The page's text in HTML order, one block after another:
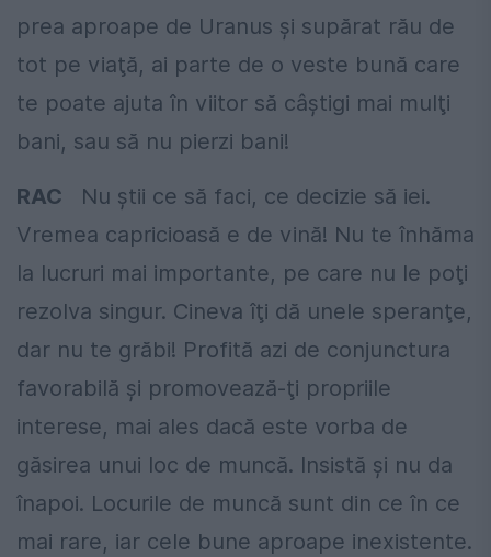
prea aproape de Uranus şi supărat rău de
tot pe viaţă, ai parte de o veste bună care
te poate ajuta în viitor să câştigi mai mulţi
bani, sau să nu pierzi bani!
RAC
Nu știi ce să faci, ce decizie să iei.
Vremea capricioasă e de vină! Nu te înhăma
la lucruri mai importante, pe care nu le poţi
rezolva singur. Cineva îţi dă unele speranţe,
dar nu te grăbi! Profită azi de conjunctura
favorabilă şi promovează-ţi propriile
interese, mai ales dacă este vorba de
găsirea unui loc de muncă. Insistă şi nu da
înapoi. Locurile de muncă sunt din ce în ce
mai rare, iar cele bune aproape inexistente.